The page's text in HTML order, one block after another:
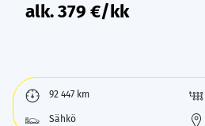
alk.379 €/kk
92 447 km
Sähkö